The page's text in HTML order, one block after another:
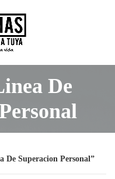
De
De Superacion Personal”